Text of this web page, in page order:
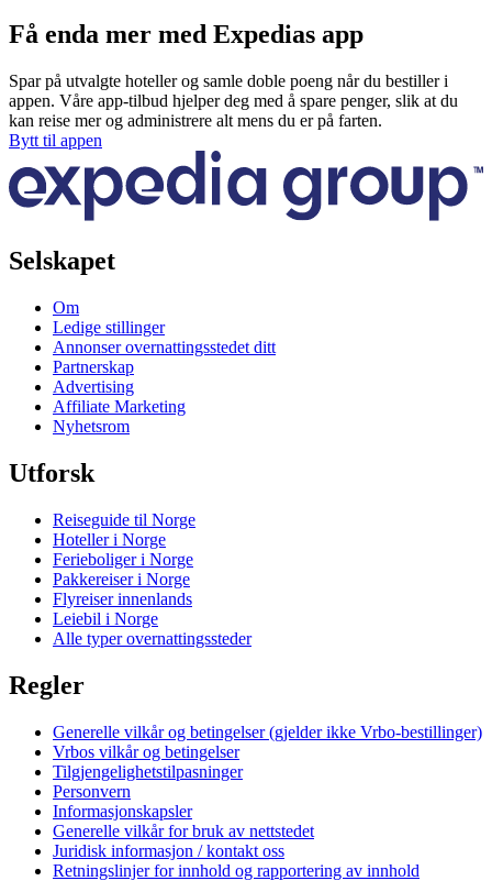
Få enda mer med Expedias app
Spar på utvalgte hoteller og samle doble poeng når du bestiller i
appen. Våre app-tilbud hjelper deg med å spare penger, slik at du
kan reise mer og administrere alt mens du er på farten.
Bytt til appen
Selskapet
Om
Ledige stillinger
Annonser overnattingsstedet ditt
Partnerskap
Advertising
Affiliate Marketing
Nyhetsrom
Utforsk
Reiseguide til Norge
Hoteller i Norge
Ferieboliger i Norge
Pakkereiser i Norge
Flyreiser innenlands
Leiebil i Norge
Alle typer overnattingssteder
Regler
Generelle vilkår og betingelser (gjelder ikke Vrbo-bestillinger)
Vrbos vilkår og betingelser
Tilgjengelighetstilpasninger
Personvern
Informasjonskapsler
Generelle vilkår for bruk av nettstedet
Juridisk informasjon / kontakt oss
Retningslinjer for innhold og rapportering av innhold